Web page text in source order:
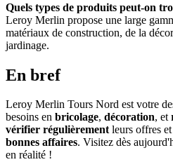
Quels types de produits peut-on
Leroy Merlin propose une large
matériaux de construction, de la
jardinage.
En bref
Leroy Merlin Tours Nord est votre
besoins en bricolage, décoration, et
vérifier régulièrementleurs offres
bonnes affaires. Visitez dès
en réalité !